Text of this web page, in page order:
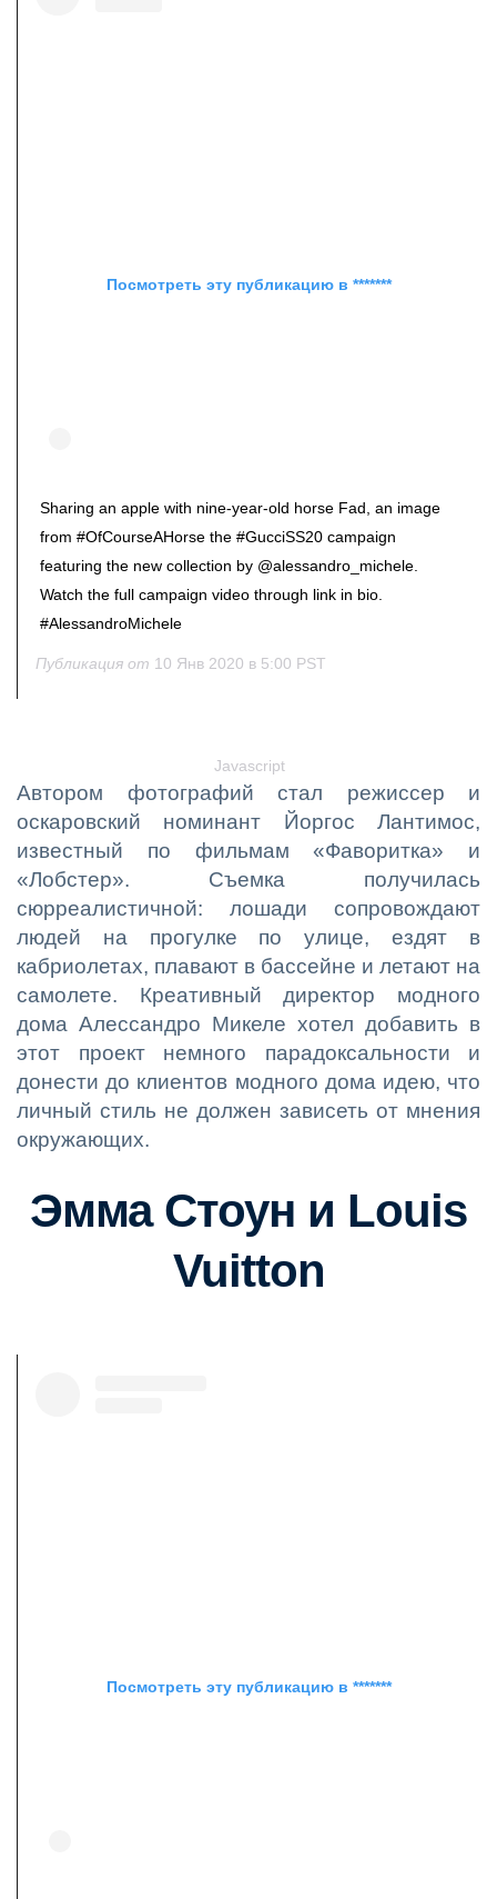
Посмотреть эту публикацию в *******
Sharing an apple with nine-year-old horse Fad, an image
from #OfCourseAHorse the #GucciSS20 campaign
featuring the new collection by @alessandro_michele.
Watch the full campaign video through link in bio.
#AlessandroMichele
Публикация от 10 Янв 2020 в 5:00 PST
Javascript
Автором фотографий стал режиссер и
оскаровский номинант Йоргос Лантимос,
известный по фильмам «Фаворитка» и
«Лобстер». Съемка получилась
сюрреалистичной: лошади сопровождают
людей на прогулке по улице, ездят в
кабриолетах, плавают в бассейне и летают на
самолете. Креативный директор модного
дома Алессандро Микеле хотел добавить в
этот проект немного парадоксальности и
донести до клиентов модного дома идею, что
личный стиль не должен зависеть от мнения
окружающих.
Эмма Стоун и Louis
Vuitton
Посмотреть эту публикацию в *******